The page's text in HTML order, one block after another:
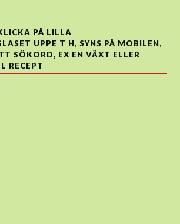
PÅ LILLA
UPPE T H, SYNS PÅ MOBILEN,
SÖKORD, EX EN VÄXT ELLER
RECEPT